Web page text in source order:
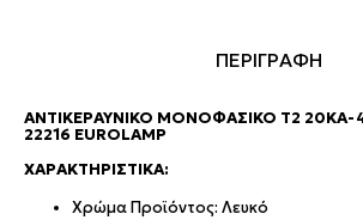
ΠΕΡΙΓΡΑΦΗ
ΑΝΤΙΚΕΡΑΥΝΙΚΌ ΜΟΝΟΦΑΣΙΚΌ Τ2 20KA-
22216 EUROLAMP
ΧΑΡΑΚΤΗΡΙΣΤΙΚΆ:
Χρώμα Προϊόντος: Λευκό